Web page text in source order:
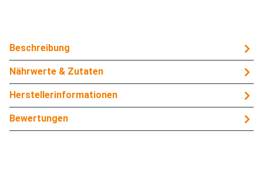
Beschreibung
Nährwerte & Zutaten
Herstellerinformationen
Bewertungen